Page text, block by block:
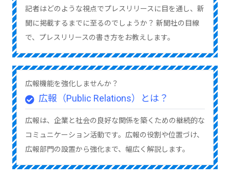
記者はどのような視点でプレスリリースに目を通し、新
聞に掲載するまでに至るのでしょうか？ 新聞社の目線
で、プレスリリースの書き方をお教えします。
広報機能を強化しませんか？
広報（Public Relations）とは？
広報は、企業と社会の良好な関係を築くための継続的な
コミュニケーション活動です。広報の役割や位置づけ、
広報部門の設置から強化まで、幅広く解説します。